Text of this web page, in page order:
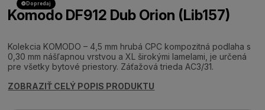
Dopredaj
Komodo DF912 Dub Orion (Lib157)
Kolekcia KOMODO – 4,5 mm hrubá CPC kompozitná podlaha s
0,30 mm nášľapnou vrstvou a XL širokými lamelami, je určená
pre všetky bytové priestory. Záťažová trieda AC3/31.
ZOBRAZIŤ CELÝ POPIS PRODUKTU